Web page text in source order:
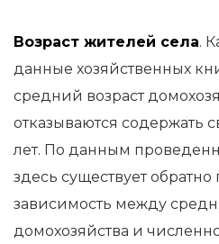
Возраст жителей села.
данные хозяйственных
средний возраст
отказываются содержать
лет. По данным
здесь существует
зависимость между
домохозяйства и